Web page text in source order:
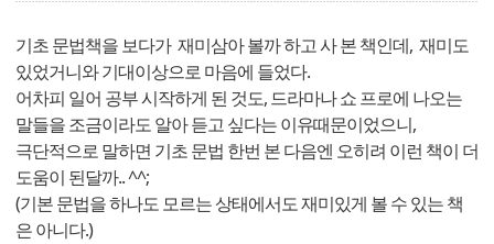
기초 문법책을 보다가 재미삼아 볼까 하고 사 본 책인데, 재미도
있었거니와 기대이상으로 마음에 들었다.
어차피 일어 공부 시작하게 된 것도, 드라마나 쇼 프로에 나오는
말들을 조금이라도 알아 듣고 싶다는 이유때문이었으니,
극단적으로 말하면 기초 문법 한번 본 다음엔 오히려 이런 책이 더
도움이 된달까.. ^^;
(기본 문법을 하나도 모르는 상태에서도 재미있게 볼 수 있는 책
은 아니다.)